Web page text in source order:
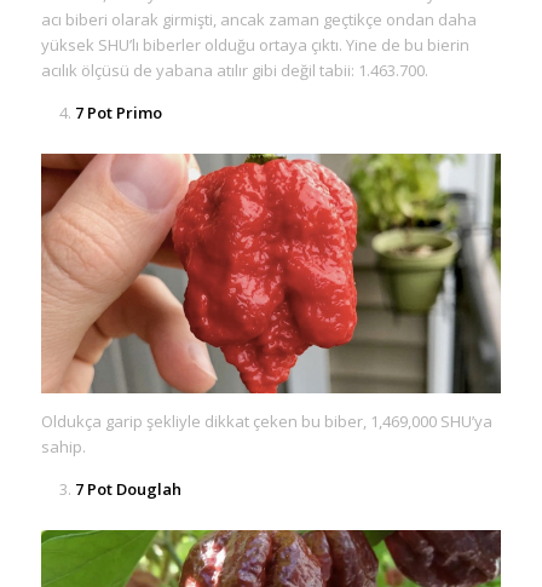
acı biberi olarak girmişti, ancak zaman geçtikçe ondan daha
yüksek SHU’lı biberler olduğu ortaya çıktı. Yine de bu bierin
acılık ölçüsü de yabana atılır gibi değil tabii: 1.463.700.
7 Pot Primo
Oldukça garip şekliyle dikkat çeken bu biber, 1,469,000 SHU’ya
sahip.
7 Pot Douglah